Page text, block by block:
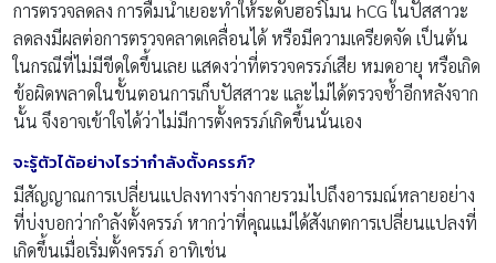
การตรวจลดลง การดื่มน้ำเยอะทำให้ระดับฮอร์โมน hCG ในปัสสาวะ
ลดลงมีผลต่อการตรวจคลาดเคลื่อนได้ หรือมีความเครียดจัด เป็นต้น
ในกรณีที่ไม่มีขีดใดขึ้นเลย แสดงว่าที่ตรวจครรภ์เสีย หมดอายุ หรือเกิด
ข้อผิดพลาดในขั้นตอนการเก็บปัสสาวะ และไม่ได้ตรวจซ้ำอีกหลังจาก
นั้น จึงอาจเข้าใจได้ว่าไม่มีการตั้งครรภ์เกิดขึ้นนั่นเอง
จะรู้ตัวได้อย่างไรว่ากำลังตั้งครรภ์?
มีสัญญาณการเปลี่ยนแปลงทางร่างกายรวมไปถึงอารมณ์หลายอย่าง
ที่บ่งบอกว่ากำลังตั้งครรภ์ หากว่าที่คุณแม่ได้สังเกตการเปลี่ยนแปลงที่
เกิดขึ้นเมื่อเริ่มตั้งครรภ์ อาทิเช่น